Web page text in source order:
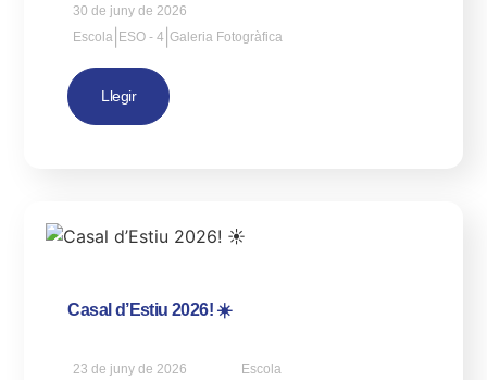
30 de juny de 2026
Escola ESO - 4 |Galeria Fotogràfica
Llegir
Casal d’Estiu 2026! ☀️
23 de juny de 2026 Escola